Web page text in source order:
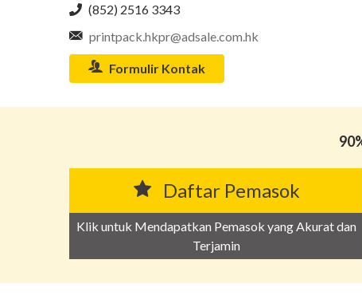
(852) 2516 3343
printpack.hkpr@adsale.com.hk
Formulir Kontak
Daftar Pemasok
Klik untuk Mendapatkan Pemasok yang Akurat dan
Terjamin